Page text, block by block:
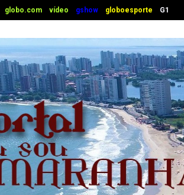
globo.com vídeo gshow globoesporte G1